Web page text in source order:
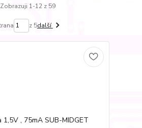
Zobrazuji 1-12 z 59
z 5další